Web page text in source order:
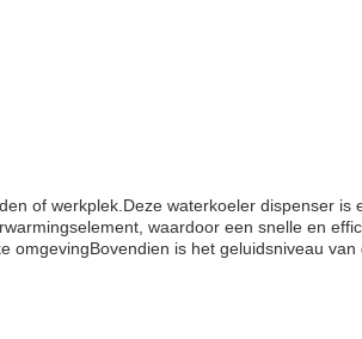
of werkplek.Deze waterkoeler dispenser is
waardoor een snelle en
is het geluidsniveau van